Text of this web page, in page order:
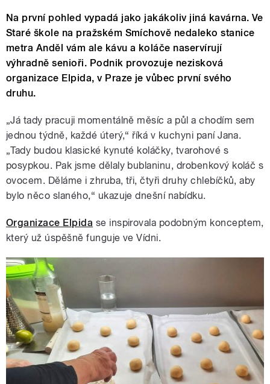
Na první pohled vypadá jako jakákoliv jiná kavárna. Ve
Staré škole na pražském Smíchově nedaleko stanice
metra Anděl vám ale kávu a koláče naservírují
výhradně senioři. Podnik provozuje nezisková
organizace Elpida, v Praze je vůbec první svého
druhu.
„Já tady pracuji momentálně měsíc a půl a chodím sem
jednou týdně, každé úterý,“ říká v kuchyni paní Jana.
„Tady budou klasické kynuté koláčky, tvarohové s
posypkou. Pak jsme dělaly bublaninu, drobenkový koláč s
ovocem. Děláme i zhruba, tři, čtyři druhy chlebíčků, aby
bylo něco slaného,“ ukazuje dnešní nabídku.
Organizace Elpida se inspirovala podobným konceptem,
který už úspěšně funguje ve Vídni.